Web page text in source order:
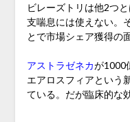
ビレーズトリは他2つ
支喘息には使えない。
とで市場シェア獲得の
アストラゼネカが1000
エアロスフィアという
ている。だが臨床的な